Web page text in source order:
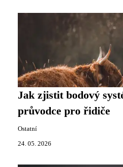
Jak zjistit bodový
průvodce pro řidiče
Ostatní
24. 05. 2026